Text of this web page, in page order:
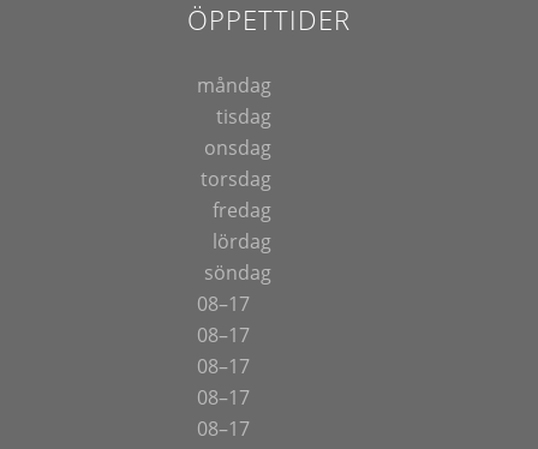
ÖPPETTIDER
måndag
tisdag
onsdag
torsdag
fredag
lördag
söndag
08–17
08–17
08–17
08–17
08–17